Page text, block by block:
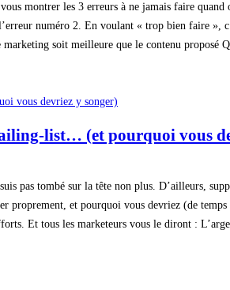
montrer les 3 erreurs à ne jamais faire
numéro 2. En voulant « trop bien faire
soit meilleure que le contenu proposé
list… (et pourquoi vous
pas tombé sur la tête non plus. D’ailleurs,
proprement, et pourquoi vous devriez (de
Et tous les marketeurs vous le diront :